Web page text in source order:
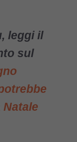
leggi il
sul